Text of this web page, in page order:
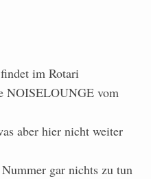
im Rotari
NOISELOUNGE vom
aber hier nicht weiter
gar nichts zu tun